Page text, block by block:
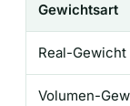
Gewichtsart
Real-Gewicht
Volumen-